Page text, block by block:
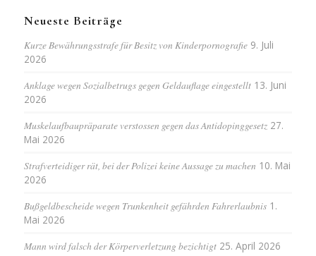
Neueste Beiträge
Kurze Bewährungsstrafe für Besitz von Kinderpornografie 9. Juli
2026
Anklage wegen Sozialbetrugs gegen Geldauflage eingestellt 13. Juni
2026
Muskelaufbaupräparate verstossen gegen das Antidopinggesetz 27.
Mai 2026
Strafverteidiger rät, bei der Polizei keine Aussage zu machen 10. Mai
2026
Bußgeldbescheide wegen Trunkenheit gefährden Fahrerlaubnis 1.
Mai 2026
Mann wird falsch der Körperverletzung bezichtigt 25. April 2026